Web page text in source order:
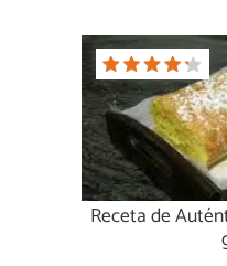
Receta de